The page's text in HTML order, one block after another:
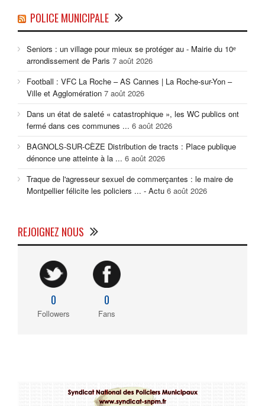
POLICE MUNICIPALE
Seniors : un village pour mieux se protéger au - Mairie du 10ᵉ
arrondissement de Paris 7 août 2026
Football : VFC La Roche – AS Cannes | La Roche-sur-Yon –
Ville et Agglomération 7 août 2026
Dans un état de saleté « catastrophique », les WC publics ont
fermé dans ces communes ... 6 août 2026
BAGNOLS-SUR-CÈZE Distribution de tracts : Place publique
dénonce une atteinte à la ... 6 août 2026
Traque de l'agresseur sexuel de commerçantes : le maire de
Montpellier félicite les policiers ... - Actu 6 août 2026
REJOIGNEZ NOUS
0
Followers
0
Fans